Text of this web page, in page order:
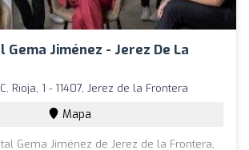
Gema Jiménez - Jerez De La
Rioja, 1 - 11407, Jerez de la Frontera
Mapa
Gema Jiménez de Jerez de la Frontera,